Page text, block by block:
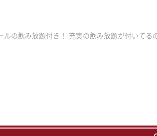
の飲み放題付き！ 充実の飲み放題が付いてる